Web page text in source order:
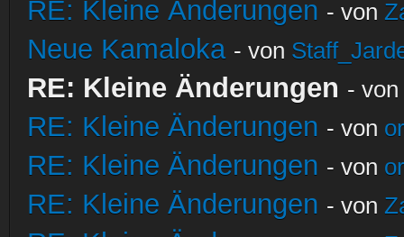
RE: Kleine Änderungen - von
Neue Kamaloka - von
RE: Kleine Änderungen - von
RE: Kleine Änderungen - von
RE: Kleine Änderungen - von
RE: Kleine Änderungen - von